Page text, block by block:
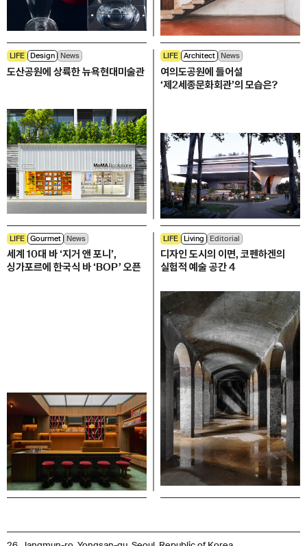
LIFE Design News
도산공원에 상륙한 뉴욕현대미술관
LIFE Architect News
여의도공원에 들어설
‘제2세종문화회관’의 모습은?
LIFE Gourmet News
세계 10대 바 ‘지거 앤 포니’,
싱가포르에 한국식 바 ‘BOP’ 오픈
LIFE Living Editorial
디자인 도시의 이면, 코펜하겐의
실험적 예술 공간 4